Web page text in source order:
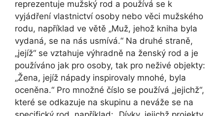
reprezentuje mužský rod a používá se k
vyjádření vlastnictví osoby nebo věci mužského
rodu, například ve větě „Muž, jehož kniha byla
vydaná, se na nás usmívá.“ Na druhé straně,
„jejíž“ se vztahuje výhradně na ženský rod a je
používáno jak pro osoby, tak pro neživé objekty:
„Žena, jejíž nápady inspirovaly mnohé, byla
oceněna.“ Pro množné číslo se používá „jejichž“,
které se odkazuje na skupinu a neváže se na